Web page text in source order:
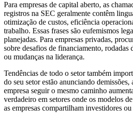
Para empresas de capital aberto, as
registros na SEC geralmente contêm
otimização de custos, eficiência
trabalho. Essas frases são eufemismos
planejadas. Para empresas privadas,
sobre desafios de financiamento, rodadas
ou mudanças na liderança.
Tendências de todo o setor também
do seu setor estão anunciando
empresa seguir o mesmo caminho
verdadeiro em setores onde os modelos
as empresas compartilham investidores